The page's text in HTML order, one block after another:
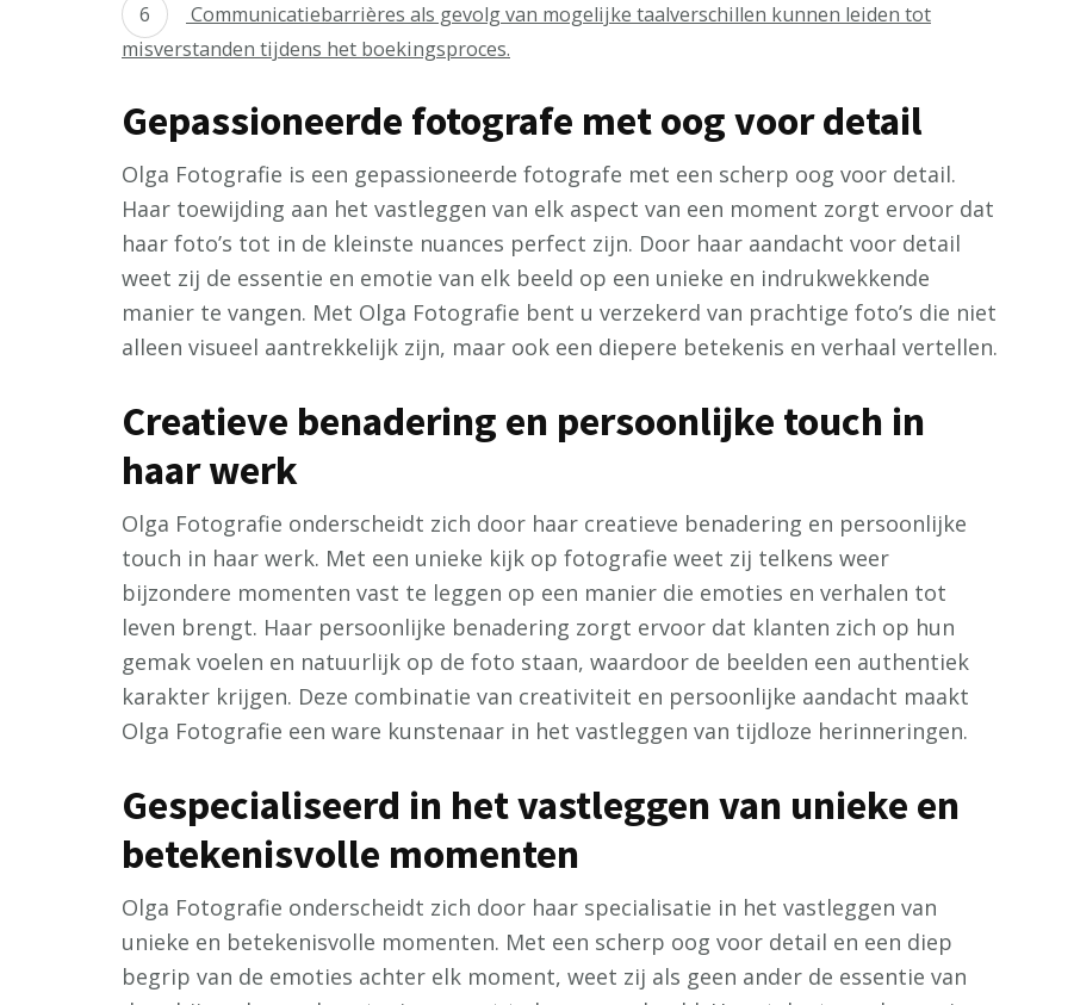
Communicatiebarrières als gevolg van mogelijke taalverschillen kunnen leiden tot
misverstanden tijdens het boekingsproces.
Gepassioneerde fotografe met oog voor detail
Olga Fotografie is een gepassioneerde fotografe met een scherp oog voor detail.
Haar toewijding aan het vastleggen van elk aspect van een moment zorgt ervoor dat
haar foto’s tot in de kleinste nuances perfect zijn. Door haar aandacht voor detail
weet zij de essentie en emotie van elk beeld op een unieke en indrukwekkende
manier te vangen. Met Olga Fotografie bent u verzekerd van prachtige foto’s die niet
alleen visueel aantrekkelijk zijn, maar ook een diepere betekenis en verhaal vertellen.
Creatieve benadering en persoonlijke touch in
haar werk
Olga Fotografie onderscheidt zich door haar creatieve benadering en persoonlijke
touch in haar werk. Met een unieke kijk op fotografie weet zij telkens weer
bijzondere momenten vast te leggen op een manier die emoties en verhalen tot
leven brengt. Haar persoonlijke benadering zorgt ervoor dat klanten zich op hun
gemak voelen en natuurlijk op de foto staan, waardoor de beelden een authentiek
karakter krijgen. Deze combinatie van creativiteit en persoonlijke aandacht maakt
Olga Fotografie een ware kunstenaar in het vastleggen van tijdloze herinneringen.
Gespecialiseerd in het vastleggen van unieke en
betekenisvolle momenten
Olga Fotografie onderscheidt zich door haar specialisatie in het vastleggen van
unieke en betekenisvolle momenten. Met een scherp oog voor detail en een diep
begrip van de emoties achter elk moment, weet zij als geen ander de essentie van